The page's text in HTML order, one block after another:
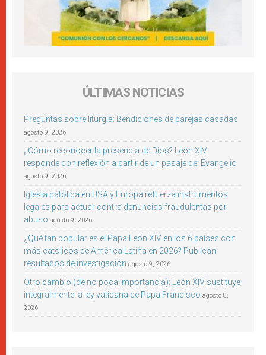
ÚLTIMAS NOTICIAS
Preguntas sobre liturgia: Bendiciones de parejas casadas
agosto 9, 2026
¿Cómo reconocer la presencia de Dios? León XIV
responde con reflexión a partir de un pasaje del Evangelio
agosto 9, 2026
Iglesia católica en USA y Europa refuerza instrumentos
legales para actuar contra denuncias fraudulentas por
abuso agosto 9, 2026
¿Qué tan popular es el Papa León XIV en los 6 países con
más católicos de América Latina en 2026? Publican
resultados de investigación agosto 9, 2026
Otro cambio (de no poca importancia): León XIV sustituye
integralmente la ley vaticana de Papa Francisco agosto 8,
2026